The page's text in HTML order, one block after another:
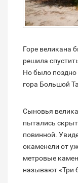
Горе великана
решила
Но было поздно
гора Большой
Сыновья
пытались
повинной.
окаменели от
метровые
называют «Три